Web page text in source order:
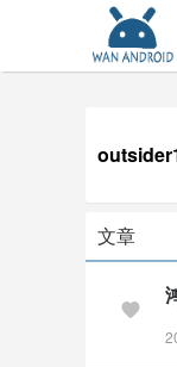
文章